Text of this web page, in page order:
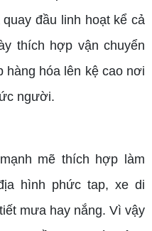
đầu linh hoạt kể cả
thích hợp vận chuyển
hàng hóa lên kệ cao nơi
người.
mẽ thích hợp làm
hình phức tap, xe di
mưa hay nắng. Vì vậy